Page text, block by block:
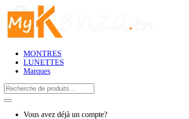
MONTRES
LUNETTES
Marques
Search
for:
Vous avez déjà un compte?